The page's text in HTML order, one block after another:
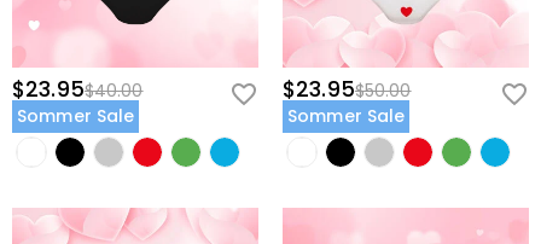
$23.95$40.00
Sommer Sale
$23.95$50.00
Sommer Sale